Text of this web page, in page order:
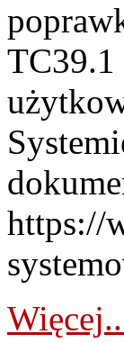
TC39.1
https://